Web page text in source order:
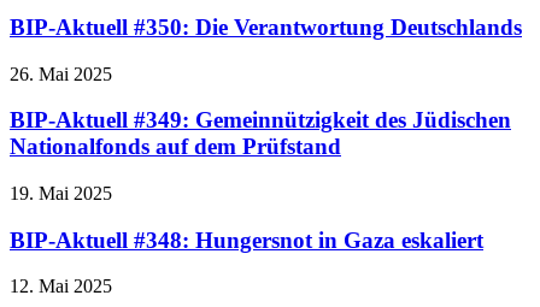
BIP-Aktuell #350: Die Verantwortung Deutschlands
26. Mai 2025
BIP-Aktuell #349: Gemeinnützigkeit des Jüdischen
Nationalfonds auf dem Prüfstand
19. Mai 2025
BIP-Aktuell #348: Hungersnot in Gaza eskaliert
12. Mai 2025